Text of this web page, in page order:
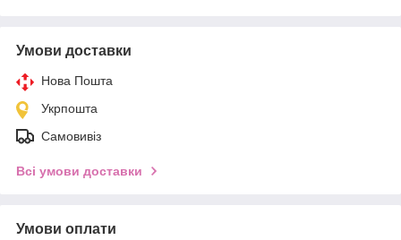
Умови доставки
Нова Пошта
Укрпошта
Самовивіз
Всі умови доставки
Умови оплати